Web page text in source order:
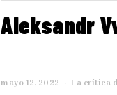
Aleksandr
mayo 12, 2022 La crítica